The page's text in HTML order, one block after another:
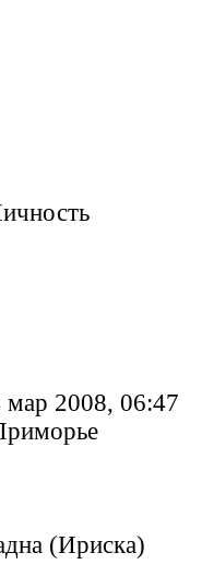
мар 2008, 06:47
(Ириска)